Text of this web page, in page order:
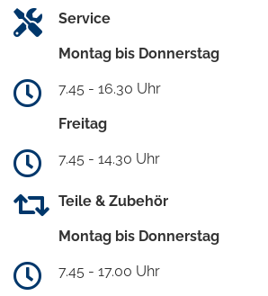
Service
Montag bis Donnerstag
7.45 - 16.30 Uhr
Freitag
7.45 - 14.30 Uhr
Teile & Zubehör
Montag bis Donnerstag
7.45 - 17.00 Uhr